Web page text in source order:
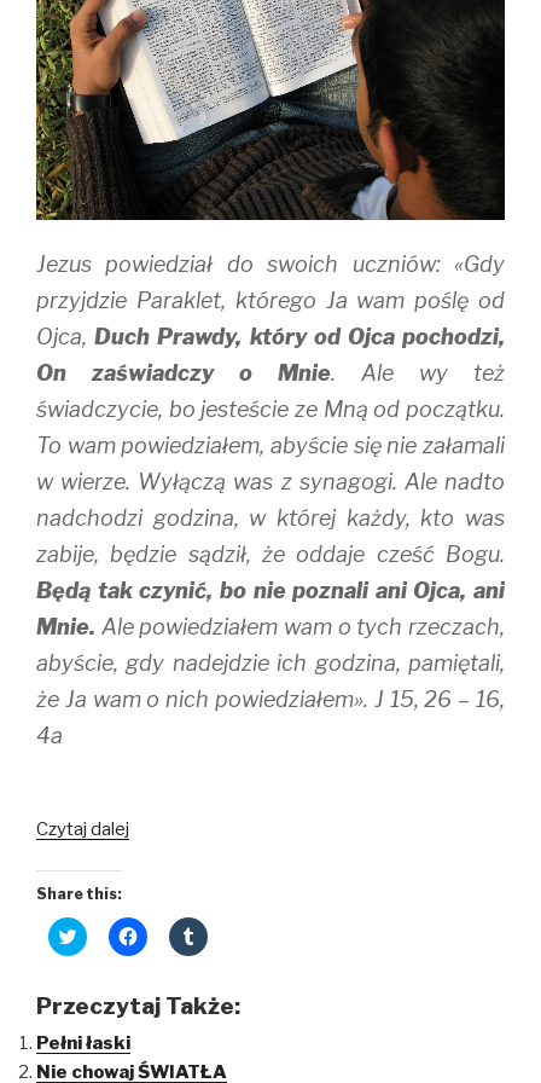
s
i
n
n
w
w
i
n
d
o
w
)
n
s
i
n
e
w
w
i
n
i
n
n
e
w
w
i
n
d
o
w
)
Jezus powiedział do swoich uczniów: «Gdy
przyjdzie Paraklet, którego Ja wam poślę od
Ojca,Duch Prawdy, który od Ojca pochodzi,
On zaświadczy o Mnie. Ale wy też
świadczycie, bo jesteście ze Mną od początku.
To wam powiedziałem, abyście się nie załamali
w wierze. Wyłączą was z synagogi. Ale nadto
nadchodzi godzina, w której każdy, kto was
zabije, będzie sądził, że oddaje cześć Bogu.
Będą tak czynić, bo nie poznali ani Ojca, ani
Mnie. Ale powiedziałem wam o tych rzeczach,
abyście, gdy nadejdzie ich godzina, pamiętali,
że Ja wam o nich powiedziałem». J 15, 26 – 16,
4a
Czytaj dalej
Share this:
C
l
t
s
h
a
C
l
t
h
a
C
l
t
h
a
Przeczytaj Także:
Pełni łaski
Nie chowaj ŚWIATŁA